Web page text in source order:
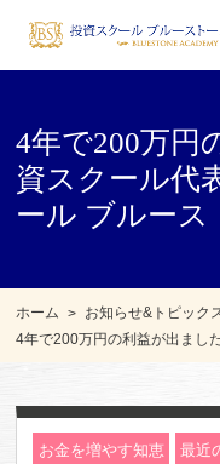
4年で200万円
資スクール代
ール ブルー
ホーム お知らせ&トピックス
4年で200万円の利益が出ま
お金を増やす知恵 最近